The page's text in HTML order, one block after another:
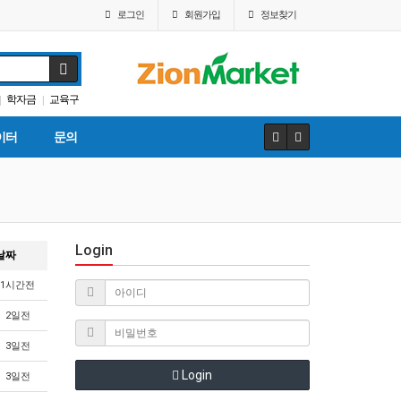
로그인 회원가입 정보찾기
학자금 | 교육구
| 휴교
터 문의
짜
1시간전
2일전
3일전
3일전
Login
Login